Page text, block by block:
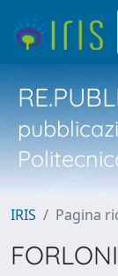
IRIS Pagina